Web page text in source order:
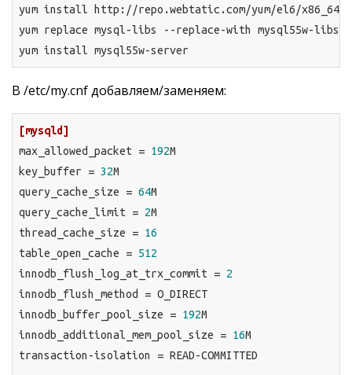
yum install http://repo.webtatic.com/yum/el6/x86_64/
yum replace mysql-libs --replace-with mysql55w-libs
yum install mysql55w-server
В /etc/my.cnf добавляем/заменяем:
[mysqld]
max_allowed_packet = 192M
key_buffer = 32M
query_cache_size = 64M
query_cache_limit = 2M
thread_cache_size = 16
table_open_cache = 512
innodb_flush_log_at_trx_commit = 2
innodb_flush_method = O_DIRECT
innodb_buffer_pool_size = 192M
innodb_additional_mem_pool_size = 16M
transaction-isolation = READ-COMMITTED